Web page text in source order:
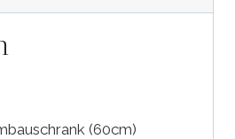
(60cm)